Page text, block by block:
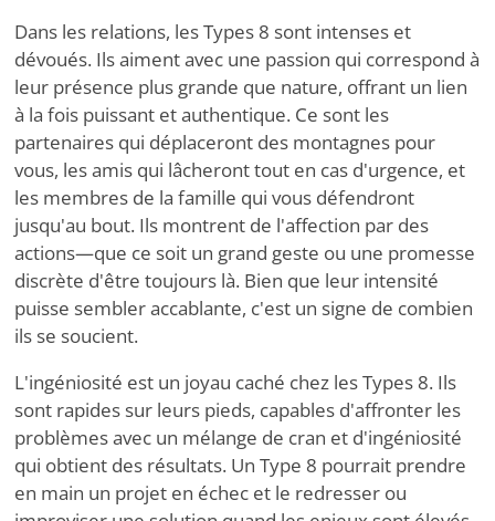
Dans les relations, les Types 8 sont intenses et
dévoués. Ils aiment avec une passion qui correspond à
leur présence plus grande que nature, offrant un lien
à la fois puissant et authentique. Ce sont les
partenaires qui déplaceront des montagnes pour
vous, les amis qui lâcheront tout en cas d'urgence, et
les membres de la famille qui vous défendront
jusqu'au bout. Ils montrent de l'affection par des
actions—que ce soit un grand geste ou une promesse
discrète d'être toujours là. Bien que leur intensité
puisse sembler accablante, c'est un signe de combien
ils se soucient.
L'ingéniosité est un joyau caché chez les Types 8. Ils
sont rapides sur leurs pieds, capables d'affronter les
problèmes avec un mélange de cran et d'ingéniosité
qui obtient des résultats. Un Type 8 pourrait prendre
en main un projet en échec et le redresser ou